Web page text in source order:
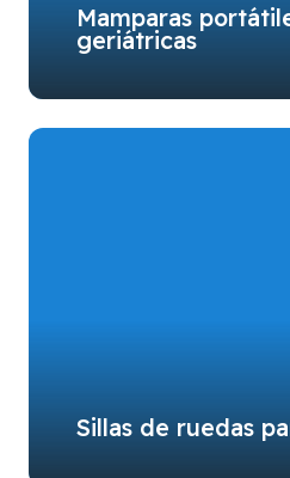
Mamparas
geriátricas
Sillas de ruedas